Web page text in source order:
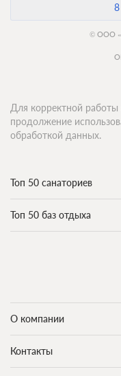
© ООО
Топ 50 санаториев
Топ 50 баз отдыха
О компании
Контакты
Для корректной работы
продолжение
обработкой данных.